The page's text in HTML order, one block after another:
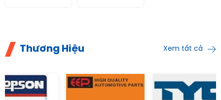
Thương Hiệu Xem tất cả